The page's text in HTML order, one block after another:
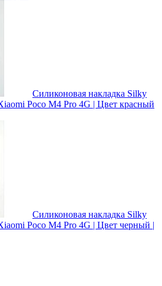
Силиконовая накладка Silky
Poco M4 Pro 4G | Цвет красный
Силиконовая накладка Silky
Poco M4 Pro 4G | Цвет черный |